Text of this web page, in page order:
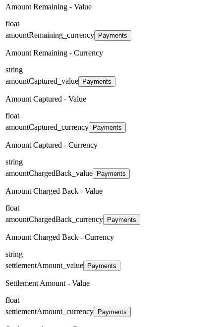
Amount Remaining - Value
float
amountRemaining_currency
Payments
Amount Remaining - Currency
string
amountCaptured_value
Payments
Amount Captured - Value
float
amountCaptured_currency
Payments
Amount Captured - Currency
string
amountChargedBack_value
Payments
Amount Charged Back - Value
float
amountChargedBack_currency
Payments
Amount Charged Back - Currency
string
settlementAmount_value
Payments
Settlement Amount - Value
float
settlementAmount_currency
Payments